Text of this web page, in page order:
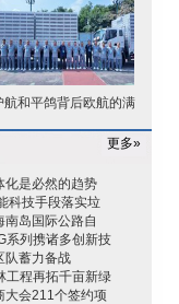
航和平鸽背后欧航的满
更多»
化是必然的趋势
科技手段落实垃
南岛国际公路自
系列携诸多创新技
队蓄力备战
工程再拓千亩新绿
大会211个签约项